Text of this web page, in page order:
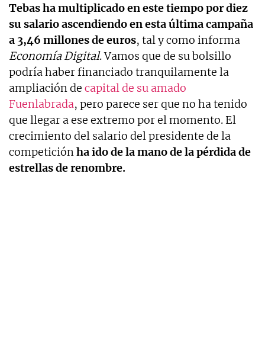
Tebas ha multiplicado en este tiempo por diez
su salario ascendiendo en esta última campaña
a 3,46 millones de euros, tal y como informa
Economía Digital. Vamos que de su bolsillo
podría haber financiado tranquilamente la
ampliación de capital de su amado
Fuenlabrada, pero parece ser que no ha tenido
que llegar a ese extremo por el momento. El
crecimiento del salario del presidente de la
competiciónha ido de la mano de la pérdida de
estrellas de renombre.